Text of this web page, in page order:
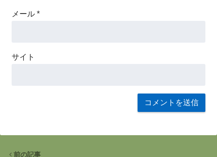
メール *
サイト
前の記事